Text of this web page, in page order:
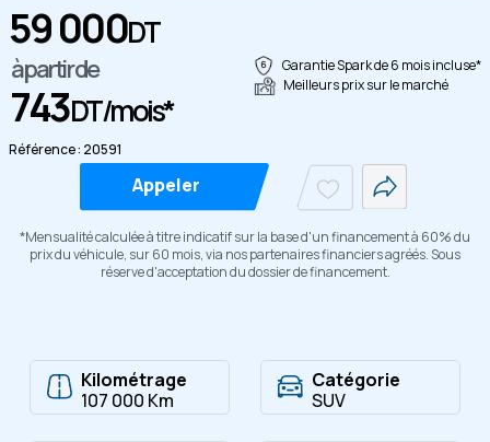
59 000DT
à partir de
743DT/mois*
Référence : 20591
Garantie Spark de 6 mois incluse*
Meilleurs prix sur le marché
Appeler
*Mensualité calculée à titre indicatif sur la base d'un financement à 60% du
prix du véhicule, sur 60 mois, via nos partenaires financiers agréés. Sous
réserve d'acceptation du dossier de financement.
Kilométrage
107 000 Km
Catégorie
SUV
Copier